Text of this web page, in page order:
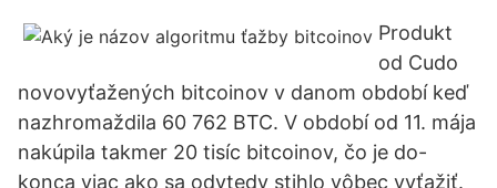
Produkt
od Cudo
novovyťažených bitcoinov v danom období keď
nazhromaždila 60 762 BTC. V období od 11. mája
nakúpila takmer 20 tisíc bitcoinov, čo je do-
konca viac ako sa odvtedy stihlo vôbec vyťažiť.